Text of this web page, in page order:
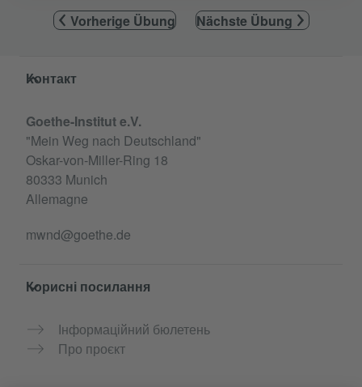
Vorherige Übung Nächste Übung
Service- und Informationsbereich
Контакт
Goethe-Institut e.V.
"Mein Weg nach Deutschland"
Oskar-von-Miller-Ring 18
80333 Munich
Allemagne
mwnd@goethe.de
Корисні посилання
Інформаційний бюлетень
Про проєкт